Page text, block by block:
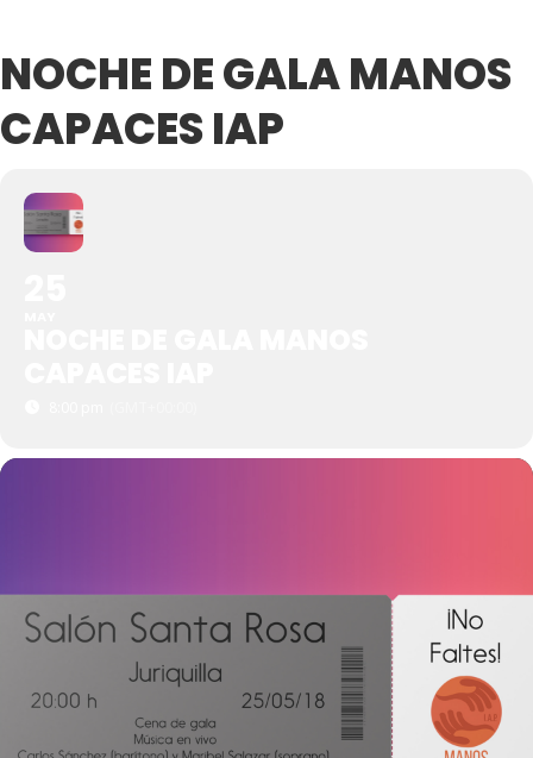
NOCHE DE GALA MANOS
CAPACES IAP